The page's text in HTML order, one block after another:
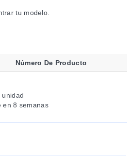
tu modelo.
Número De Producto
unidad
en 8 semanas